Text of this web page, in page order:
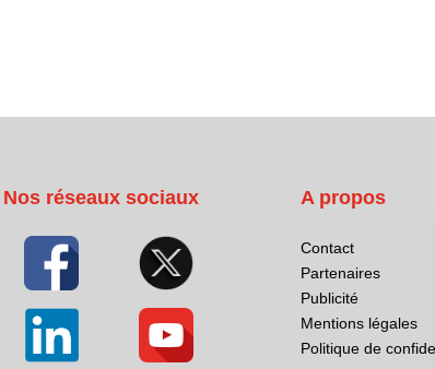
Nos réseaux sociaux A propos
Contact
Partenaires
Publicité
Mentions légales
Politique de